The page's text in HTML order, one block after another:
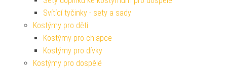
Svítící tyčinky - sety a sady
Kostýmy pro děti
Kostýmy pro chlapce
Kostýmy pro dívky
Kostýmy pro dospělé